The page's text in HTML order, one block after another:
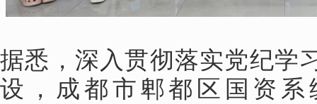
据悉，深入贯彻落实党纪学
设，成都市郫都区国资系